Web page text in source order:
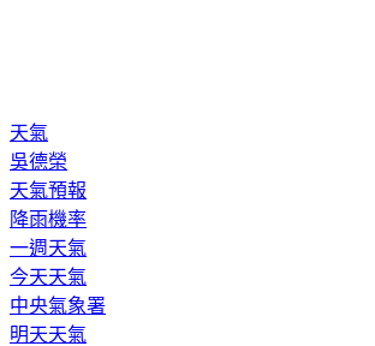
天氣
吳德榮
天氣預報
降雨機率
一週天氣
今天天氣
中央氣象署
明天天氣